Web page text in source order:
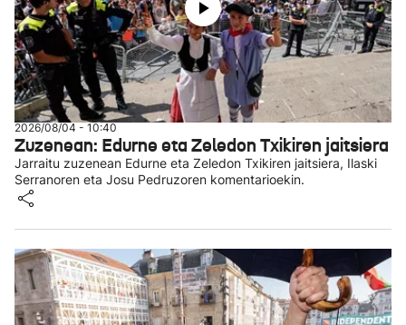
2026/08/04 - 10:40
Zuzenean: Edurne eta Zeledon Txikiren jaitsiera
Jarraitu zuzenean Edurne eta Zeledon Txikiren jaitsiera, Ilaski
Serranoren eta Josu Pedruzoren komentarioekin.